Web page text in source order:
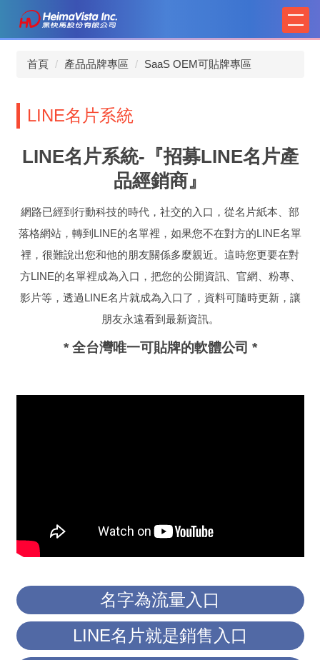
主
區
首頁 產品品牌專區 SaaS OEM可貼牌專區
LINE名片系統
LINE名片系統-『招募LINE名片產
品經銷商』
網路已經到行動科技的時代，社交的入口，從名片紙本、部
落格網站，轉到LINE的名單裡，如果您不在對方的LINE名單
裡，很難說出您和他的朋友關係多麼親近。這時您更要在對
方LINE的名單裡成為入口，把您的公開資訊、官網、粉專、
影片等，透過LINE名片就成為入口了，資料可隨時更新，讓
朋友永遠看到最新資訊。
* 全台灣唯一可貼牌的軟體公司 *
名字為流量入口
LINE名片就是銷售入口